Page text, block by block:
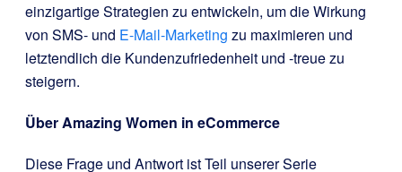
einzigartige Strategien zu entwickeln, um die Wirkung
von SMS- und E-Mail-Marketing zu maximieren und
letztendlich die Kundenzufriedenheit und -treue zu
steigern.
Über Amazing Women in eCommerce
Diese Frage und Antwort ist Teil unserer Serie